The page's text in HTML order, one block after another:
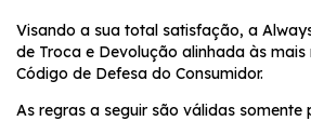
Visando a sua total satisfação, a
de Troca e Devolução alinhada às
Código de Defesa do Consumidor.
As regras a seguir são válidas somente